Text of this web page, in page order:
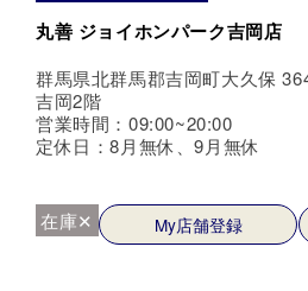
丸善 ジョイホンパーク吉岡店
群馬県北群馬郡吉岡町大久保
吉岡2階
営業時間：09:00~20:00
定休日：8月無休、9月無休
在庫✕ My店舗登録